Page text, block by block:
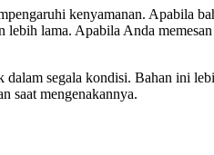
kenyamanan. Apabila
lebih lama. Apabila Anda memesan
segala kondisi. Bahan ini
saat mengenakannya.